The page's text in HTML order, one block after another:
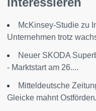
McKinsey-Studie zu
Unternehmen trotz
Neuer SKODA
- Marktstart am 26....
Mitteldeutsche
Gleicke mahnt